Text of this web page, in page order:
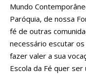
Mundo
Paróquia, de nossa
fé de outras
necessário escutar
fazer valer a sua
Escola da Fé quer